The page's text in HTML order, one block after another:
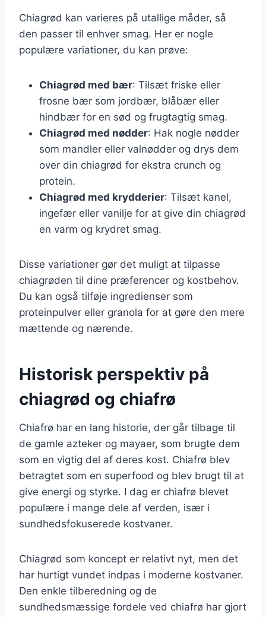
Chiagrød kan varieres på utallige måder, så
den passer til enhver smag. Her er nogle
populære variationer, du kan prøve:
Chiagrød med bær: Tilsæt friske eller
frosne bær som jordbær, blåbær eller
hindbær for en sød og frugtagtig smag.
Chiagrød med nødder: Hak nogle nødder
som mandler eller valnødder og drys dem
over din chiagrød for ekstra crunch og
protein.
Chiagrød med krydderier: Tilsæt kanel,
ingefær eller vanilje for at give din chiagrød
en varm og krydret smag.
Disse variationer gør det muligt at tilpasse
chiagrøden til dine præferencer og kostbehov.
Du kan også tilføje ingredienser som
proteinpulver eller granola for at gøre den mere
mættende og nærende.
Historisk perspektiv på
chiagrød og chiafrø
Chiafrø har en lang historie, der går tilbage til
de gamle azteker og mayaer, som brugte dem
som en vigtig del af deres kost. Chiafrø blev
betragtet som en superfood og blev brugt til at
give energi og styrke. I dag er chiafrø blevet
populære i mange dele af verden, især i
sundhedsfokuserede kostvaner.
Chiagrød som koncept er relativt nyt, men det
har hurtigt vundet indpas i moderne kostvaner.
Den enkle tilberedning og de
sundhedsmæssige fordele ved chiafrø har gjort